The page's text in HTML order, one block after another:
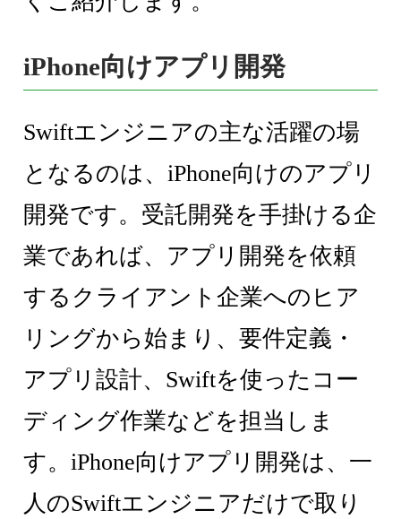
iPhone向けアプリ開発
Swiftエンジニアの主な活躍の場
となるのは、iPhone向けのアプリ
開発です。受託開発を手掛ける企
業であれば、アプリ開発を依頼
するクライアント企業へのヒア
リングから始まり、要件定義・
アプリ設計、Swiftを使ったコー
ディング作業などを担当しま
す。iPhone向けアプリ開発は、一
人のSwiftエンジニアだけで取り